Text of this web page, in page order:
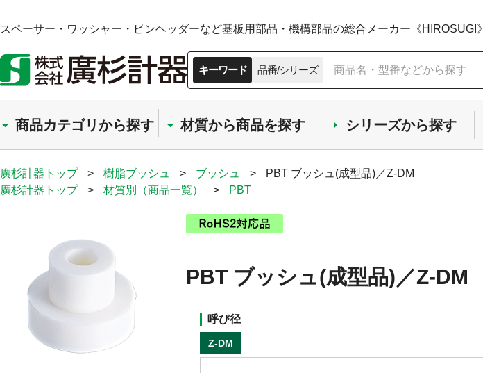
スペーサー・ワッシャー・ピンヘッダーなど基板用部品・機構部品の総合メーカー《HIROSUGI》
キーワード 品番/シリーズ
商品カテゴリから探す 材質から商品を探す シリーズから探す
廣杉計器トップ > 樹脂ブッシュ > ブッシュ >
PBT ブッシュ(成型品)／Z-DM
廣杉計器トップ
> 材質別（商品一覧） > PBT
PBT ブッシュ(成型品)／Z-DM
呼び径
Z-DM